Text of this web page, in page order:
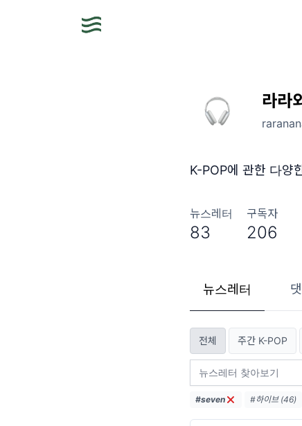
라라
K-POP에 관한 다양
뉴스레터
83
구독자
206
뉴스레터
전체 주간 K-POP
#seven #하이브 (46)